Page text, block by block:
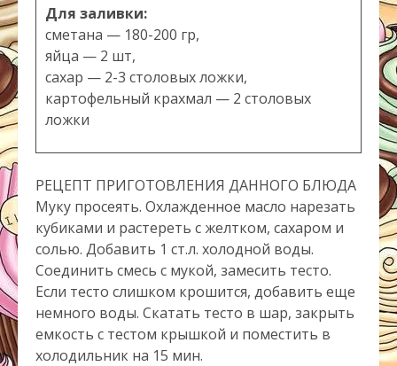
Для заливки:
сметана — 180-200 гр,
яйца — 2 шт,
сахар — 2-3 столовых ложки,
картофельный крахмал — 2 столовых
ложки
РЕЦЕПТ ПРИГОТОВЛЕНИЯ ДАННОГО БЛЮДА
Муку просеять. Охлажденное масло нарезать
кубиками и растереть с желтком, сахаром и
солью. Добавить 1 ст.л. холодной воды.
Соединить смесь с мукой, замесить тесто.
Если тесто слишком крошится, добавить еще
немного воды. Скатать тесто в шар, закрыть
емкость с тестом крышкой и поместить в
холодильник на 15 мин.